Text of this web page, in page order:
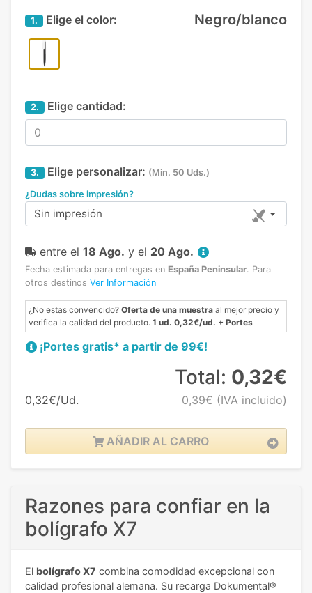
1. Elige el color: Negro/blanco
2. Elige cantidad:
3. Elige personalizar: (Min. 50 Uds.)
¿Dudas sobre impresión?
Sin impresión
entre el 18 Ago. y el 20 Ago.
Fecha estimada para entregas en España Peninsular. Para
otros destinos Ver Información
¿No estas convencido? Oferta de una muestra al mejor precio y
verifica la calidad del producto. 1 ud. 0,32€/ud. + Portes
¡Portes gratis* a partir de 99€!
0,32€/Ud.
Total: 0,32€
0,39€ (IVA incluido)
AÑADIR AL CARRO
Razones para confiar en la
bolígrafo X7
El bolígrafo X7 combina comodidad excepcional con
calidad profesional alemana. Su recarga Dokumental®